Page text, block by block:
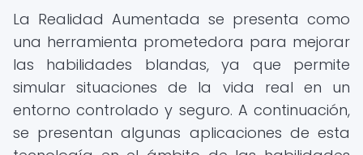
La Realidad Aumentada se presenta como
una herramienta prometedora para mejorar
las habilidades blandas, ya que permite
simular situaciones de la vida real en un
entorno controlado y seguro. A continuación,
se presentan algunas aplicaciones de esta